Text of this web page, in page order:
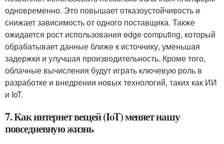
одновременно. Это повышает отказоустойчивость и
снижает зависимость от одного поставщика. Также
ожидается рост использования edge computing, который
обрабатывает данные ближе к источнику, уменьшая
задержки и улучшая производительность. Кроме того,
облачные вычисления будут играть ключевую роль в
разработке и внедрении новых технологий, таких как ИИ
и IoT.
7. Как интернет вещей (IoT) меняет нашу
повседневную жизнь